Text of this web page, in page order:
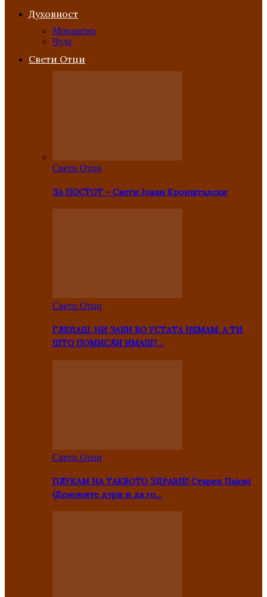
Духовност
Монаштво
Чуда
Свети Отци
Свети Отци
ЗА ПОСТОТ – Свети Јован Кронштадски
Свети Отци
ГЛЕДАШ, НИ ЗАБИ ВО УСТАТА НЕМАМ, А ТИ
ШТО ПОМИСЛИ ИМАШ?…
Свети Отци
ПЛУКАМ НА ТАКВОТО ЗДРАВЈЕ! Старец Пајсиј
(Демоните дури и да го…